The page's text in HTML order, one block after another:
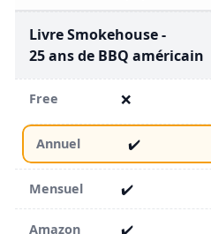
Livre Smokehouse -
25 ans de BBQ américain
❌
✔️
✔️
✔️